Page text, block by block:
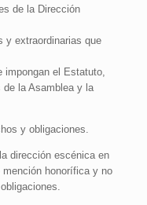
de la Dirección
y extraordinarias que
el Estatuto,
la Asamblea y la
y obligaciones.
dirección escénica en
honorífica y no